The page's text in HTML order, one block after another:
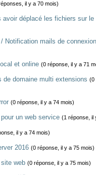
il y a 70 mois)
avoir déplacé les fichiers sur le
Notification mails de connexion
et online (0 réponse, il y a 71
de domaine multi extensions (0
(0 réponse, il y a 74 mois)
un web service (1 réponse, il
il y a 74 mois)
2016 (0 réponse, il y a 75 mois)
web (0 réponse, il y a 75 mois)